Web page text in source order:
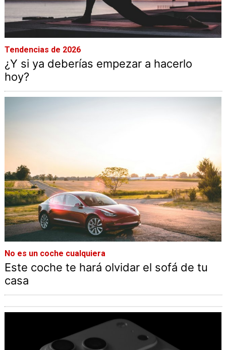
Tendencias de 2026
¿Y si ya deberías empezar a hacerlo
hoy?
No es un coche cualquiera
Este coche te hará olvidar el sofá de tu
casa